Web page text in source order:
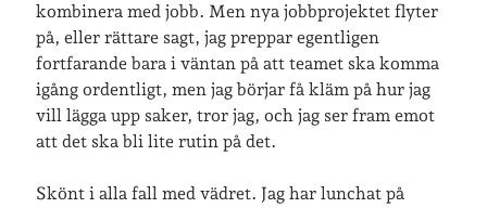
kombinera med jobb. Men nya jobbprojektet flyter
på, eller rättare sagt, jag preppar egentligen
fortfarande bara i väntan på att teamet ska komma
igång ordentligt, men jag börjar få kläm på hur jag
vill lägga upp saker, tror jag, och jag ser fram emot
att det ska bli lite rutin på det.
Skönt i alla fall med vädret. Jag har lunchat på